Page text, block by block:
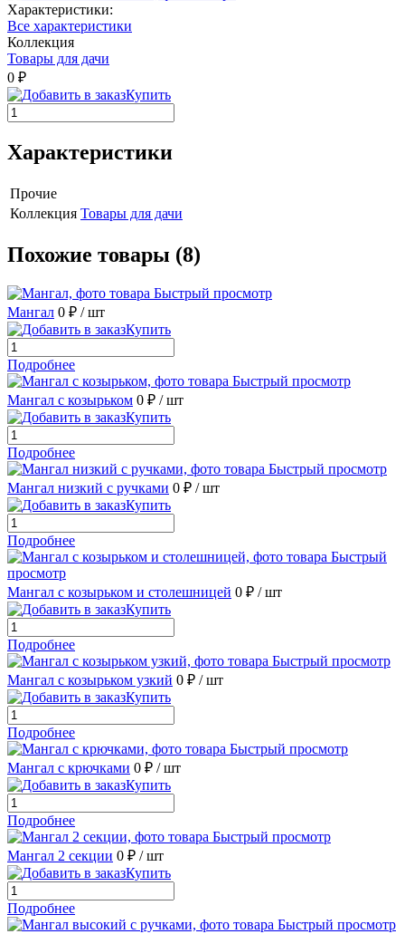
Характеристики:
Все характеристики
Коллекция
Товары для дачи
0 ₽
Купить
Характеристики
Прочие
Коллекция Товары для дачи
Похожие товары (8)
Быстрый просмотр
Мангал 0 ₽ / шт
Купить
Подробнее
Быстрый просмотр
Мангал с козырьком 0 ₽ / шт
Купить
Подробнее
Быстрый просмотр
Мангал низкий с ручками 0 ₽ / шт
Купить
Подробнее
Быстрый
просмотр
Мангал с козырьком и столешницей 0 ₽ / шт
Купить
Подробнее
Быстрый просмотр
Мангал с козырьком узкий 0 ₽ / шт
Купить
Подробнее
Быстрый просмотр
Мангал с крючками 0 ₽ / шт
Купить
Подробнее
Быстрый просмотр
Мангал 2 секции 0 ₽ / шт
Купить
Подробнее
Быстрый просмотр